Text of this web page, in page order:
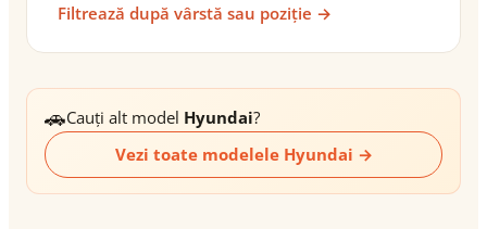
Filtrează după vârstă sau poziție →
🚗Cauți alt model Hyundai?
Vezi toate modelele Hyundai →